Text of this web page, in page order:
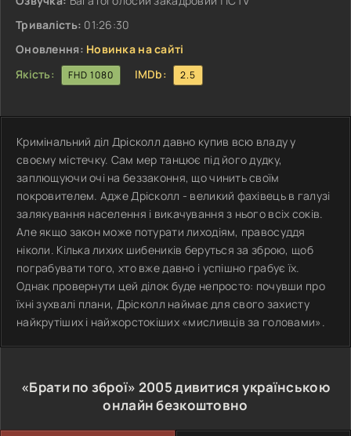
Тривалість: 01:26:30
Оновлення: Новинка на сайті
Якість:
FHD 1080 IMDb: 2.5
Кримінальний діл Дрісколл давно купив всю владу у
своєму містечку. Сам мер танцює під його дудку,
заплющуючи очі на беззаконня, що чинить своїм
покровителем. Адже Дрісколл - великий фахівець в галузі
залякування населення і викачування з нього всіх соків.
Але якщо закон може потурати лиходіям, правосуддя
ніколи. Кілька лихих шибеників беруться за зброю, щоб
пограбувати того, хто вже давно і успішно грабує їх.
Однак провернути цей ділок буде непросто: почувши про
їхні зухвалі плани, Дрісколл наймає для свого захисту
найкрутіших і найжорстокіших «мисливців за головами».
«Брати по зброї» 2005дивитися українською
онлайн безкоштовно